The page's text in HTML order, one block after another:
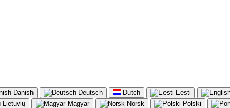
Danish Deutsch Dutch Eesti
Lietuvių
Magyar Norsk Polski